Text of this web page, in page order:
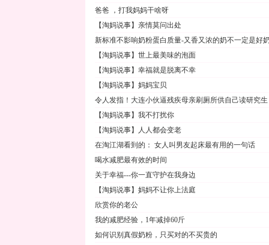
爸爸 ，打我妈妈干啥呀
【淘妈说事】亲情莫问出处
新标准不影响奶粉蛋白质量-又香又浓的奶不一定是好
【淘妈说事】世上最美味的泡面
【淘妈说事】幸福就是脱离不幸
【淘妈说事】妈妈宝贝
令人发指！大连小伙逼残疾母亲刷厕所供自己读研究生
【淘妈说事】我不打扰你
【淘妈说事】人人都会变老
在淘江湖看到的： 女人叫男友起床最有用的一句话
喝水减肥最有效的时间
关于幸福---你一直守护在我身边
【淘妈说事】妈妈不让你上法庭
欣赏你的老公
我的减肥经验，1年减掉60斤
如何识别真假奶粉，只买对的不买贵的